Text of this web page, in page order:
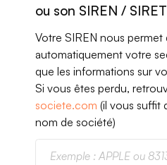
ou son SIREN / SIRET
Votre SIREN nous
automatiquement votre
que les informations sur
Si vous êtes perdu,
societe.com (il vous suffit
nom de société)